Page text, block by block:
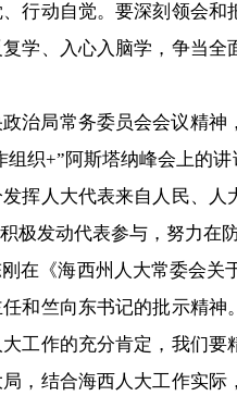
行动自觉。要深刻领会
学、入心入脑学，争当
治局常务委员会会议精
织+”阿斯塔纳峰会上的
挥人大代表来自人民、
极发动代表参与，努力在
在《海西州人大常委会
和竺向东书记的批示精
工作的充分肯定，我们
，结合海西人大工作实